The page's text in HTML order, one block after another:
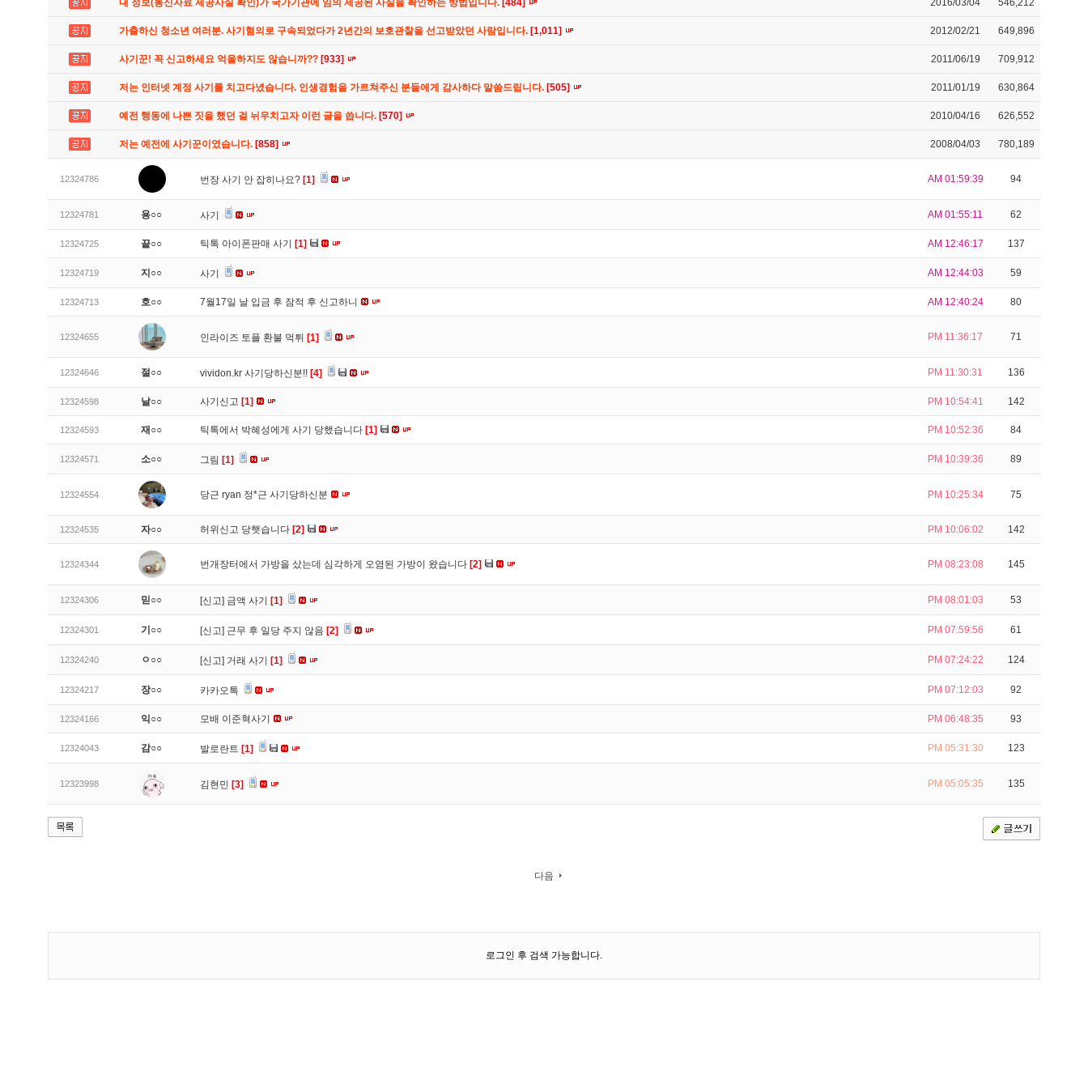
내 정보(통신자료 제공사실 확인)가 국가기관에 임의 제공된 사실을 확인하는 방법입니다. [484] 2016/03/04 546,212
가출하신 청소년 여러분. 사기혐의로 구속되었다가 2년간의 보호관찰을 선고받았던 사람입니다. [1,011] 2012/02/21 649,896
사기꾼! 꼭 신고하세요 억울하지도 않습니까?? [933] 2011/06/19 709,912
저는 인터넷 계정 사기를 치고다녔습니다. 인생경험을 가르쳐주신 분들에게 감사하다 말씀드립니다. [505] 2011/01/19 630,864
예전 행동에 나쁜 짓을 했던 걸 뉘우치고자 이런 글을 씁니다. [570] 2010/04/16 626,552
저는 예전에 사기꾼이였습니다. [858] 2008/04/03 780,189
12324786 번장 사기 안 잡히나요? [1] AM 01:59:39 94
12324781 용○○ 사기 AM 01:55:11 62
12324725 끝○○ 틱톡 아이폰판매 사기 [1] AM 12:46:17 137
12324719 지○○ 사기 AM 12:44:03 59
12324713 호○○ 7월17일 날 입금 후 잠적 후 신고하니 AM 12:40:24 80
12324655 인라이즈 토플 환불 먹튀 [1] PM 11:36:17 71
12324646 절○○ vividon.kr 사기당하신분!! [4] PM 11:30:31 136
12324598 날○○ 사기신고 [1] PM 10:54:41 142
12324593 재○○ 틱톡에서 박혜성에게 사기 당했습니다 [1] PM 10:52:36 84
12324571 소○○ 그림 [1] PM 10:39:36 89
12324554 당근 ryan 정*근 사기당하신분 PM 10:25:34 75
12324535 자○○ 허위신고 당햇습니다 [2] PM 10:06:02 142
12324344 번개장터에서 가방을 샀는데 심각하게 오염된 가방이 왔습니다 [2] PM 08:23:08 145
12324306 믿○○ [신고] 금액 사기 [1] PM 08:01:03 53
12324301 기○○ [신고] 근무 후 일당 주지 않음 [2] PM 07:59:56 61
12324240 ㅇ○○ [신고] 거래 사기 [1] PM 07:24:22 124
12324217 장○○ 카카오톡 PM 07:12:03 92
12324166 익○○ 모배 이준혁사기 PM 06:48:35 93
12324043 감○○ 발로란트 [1] PM 05:31:30 123
12323998 김현민 [3] PM 05:05:35 135
다음
로그인 후 검색 가능합니다.